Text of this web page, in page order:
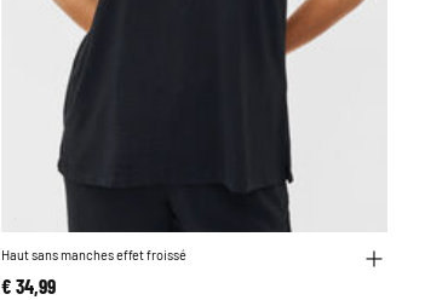
Haut sans manches effet froissé
€ 34,99